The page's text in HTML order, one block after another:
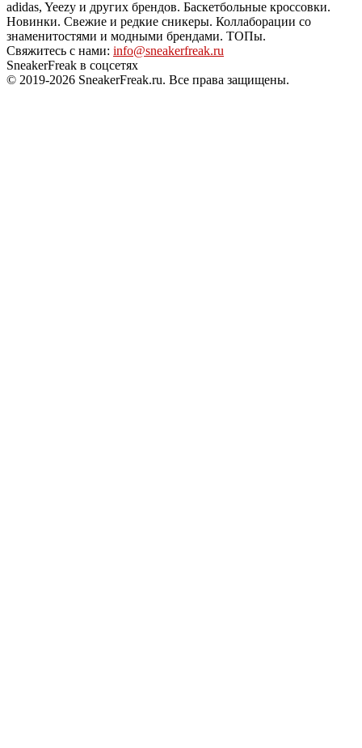
adidas, Yeezy и других брендов. Баскетбольные кроссовки.
Новинки. Свежие и редкие сникеры. Коллаборации со
знаменитостями и модными брендами. ТОПы.
Свяжитесь с нами: info@sneakerfreak.ru
SneakerFreak в соцсетях
© 2019-2026 SneakerFreak.ru. Все права защищены.